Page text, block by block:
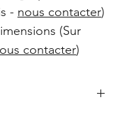
- nous contacter)
(Sur
contacter)